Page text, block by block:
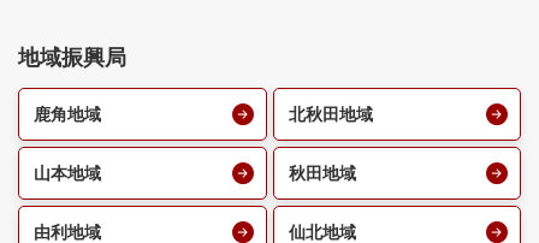
地域振興局
鹿角地域 北秋田地域
山本地域 秋田地域
由利地域 仙北地域